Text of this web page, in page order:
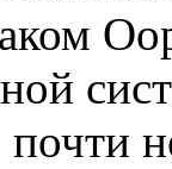
почти